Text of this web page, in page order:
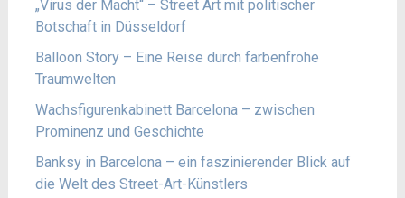
„Virus der Macht“ – Street Art mit politischer
Botschaft in Düsseldorf
Balloon Story – Eine Reise durch farbenfrohe
Traumwelten
Wachsfigurenkabinett Barcelona – zwischen
Prominenz und Geschichte
Banksy in Barcelona – ein faszinierender Blick auf
die Welt des Street-Art-Künstlers